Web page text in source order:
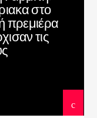
στο
πρεμιέρα
τις